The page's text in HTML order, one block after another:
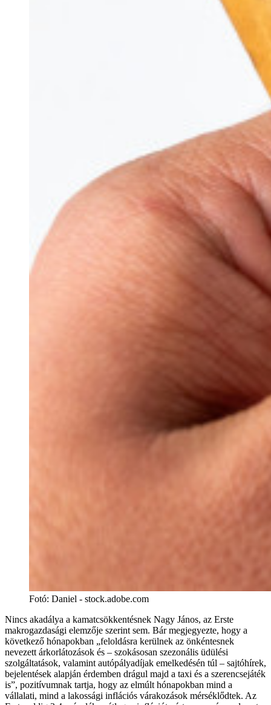
Fotó: Daniel - stock.adobe.com
Nincs akadálya a kamatcsökkentésnek Nagy János, az Erste
makrogazdasági elemzője szerint sem. Bár megjegyezte, hogy a
következő hónapokban „feloldásra kerülnek az önkéntesnek
nevezett árkorlátozások és – szokásosan szezonális üdülési
szolgáltatások, valamint autópályadíjak emelkedésén túl – sajtóhírek,
bejelentések alapján érdemben drágul majd a taxi és a szerencsejáték
is”, pozitívumnak tartja, hogy az elmúlt hónapokban mind a
vállalati, mind a lakossági inflációs várakozások mérséklődtek. Az